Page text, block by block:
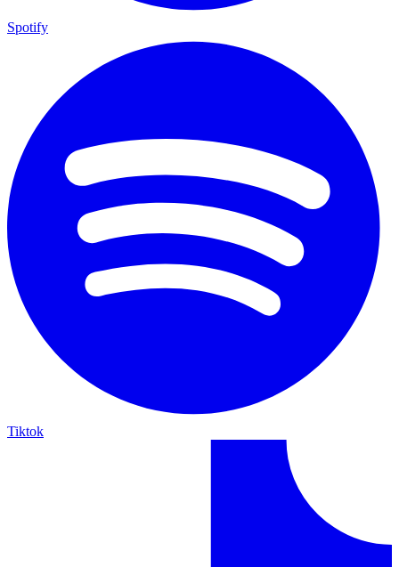
Spotify
Tiktok